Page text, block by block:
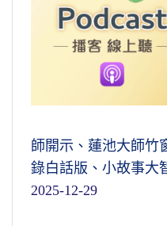
師開示、蓮池大師竹
錄白話版、小故事大
2025-12-29